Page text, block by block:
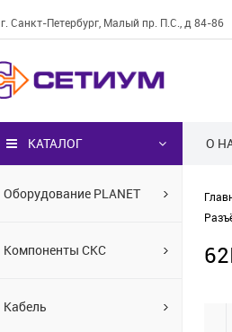
г. Санкт-Петербург, Малый пр. П.С., д 84-86
О
КАТАЛОГ
Оборудование PLANET
Компоненты СКС
Кабель